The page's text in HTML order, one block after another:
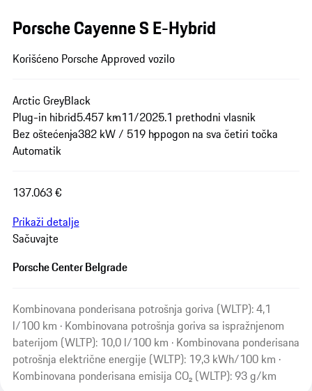
Porsche Cayenne S E-Hybrid
Korišćeno Porsche Approved vozilo
Arctic GreyBlack
Plug-in hibrid5.457 km11/2025.1 prethodni vlasnik
Bez oštećenja382 kW / 519 hppogon na sva četiri točka
Automatik
137.063 €
Prikaži detalje
Sačuvajte
Porsche Center Belgrade
Kombinovana ponderisana potrošnja goriva (WLTP): 4,1
l/100 km · Kombinovana potrošnja goriva sa ispražnjenom
baterijom (WLTP): 10,0 l/100 km · Kombinovana ponderisana
potrošnja električne energije (WLTP): 19,3 kWh/100 km ·
Kombinovana ponderisana emisija CO₂ (WLTP): 93 g/km